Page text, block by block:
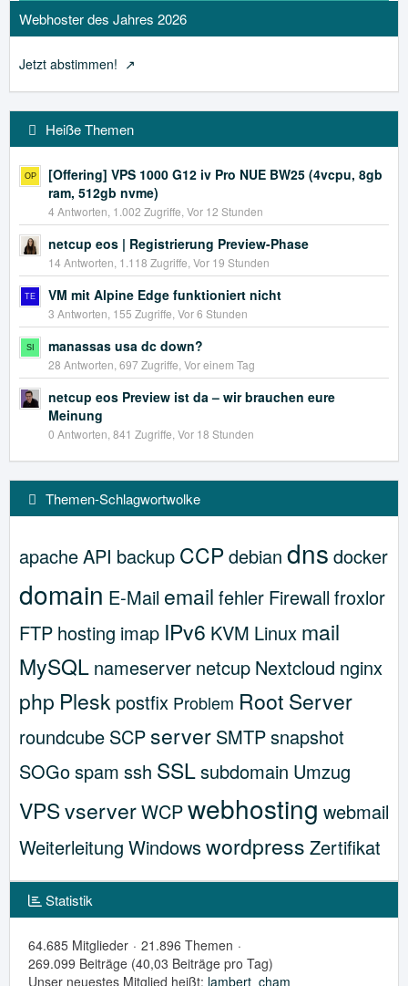
Webhoster des Jahres 2026
Jetzt abstimmen!
Heiße Themen
[Offering] VPS 1000 G12 iv Pro NUE BW25 (4vcpu, 8gb
ram, 512gb nvme)
4 Antworten, 1.002 Zugriffe, Vor 12 Stunden
netcup eos | Registrierung Preview-Phase
14 Antworten, 1.118 Zugriffe, Vor 19 Stunden
VM mit Alpine Edge funktioniert nicht
3 Antworten, 155 Zugriffe, Vor 6 Stunden
manassas usa dc down?
28 Antworten, 697 Zugriffe, Vor einem Tag
netcup eos Preview ist da – wir brauchen eure
Meinung
0 Antworten, 841 Zugriffe, Vor 18 Stunden
Themen-Schlagwortwolke
apacheAPI backup CCPdebian dns docker
domain E-Mail email fehler Firewall froxlor
FTP hosting imap IPv6 KVM Linux mail
MySQL nameserver netcup Nextcloud nginx
php Plesk postfix Problem Root Server
roundcube SCPserver SMTPsnapshot
SOGospam ssh SSLsubdomain Umzug
VPSvserverWCPwebhosting webmail
Weiterleitung Windowswordpress Zertifikat
Statistik
64.685 Mitglieder
21.896 Themen
269.099 Beiträge (40,03 Beiträge pro Tag)
Unser neuestes Mitglied heißt: lambert_cham